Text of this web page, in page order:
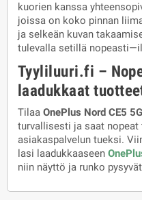
kuorien kanssa
joissa on koko pinnan
ja selkeän kuvan
tulevalla setillä
Tyyliluuri.fi –
laadukkaat
Tilaa OnePlus Nord CE5
turvallisesti ja saat
asiakaspalvelun tueksi.
lasi laadukkaaseen
niin näyttö ja runko